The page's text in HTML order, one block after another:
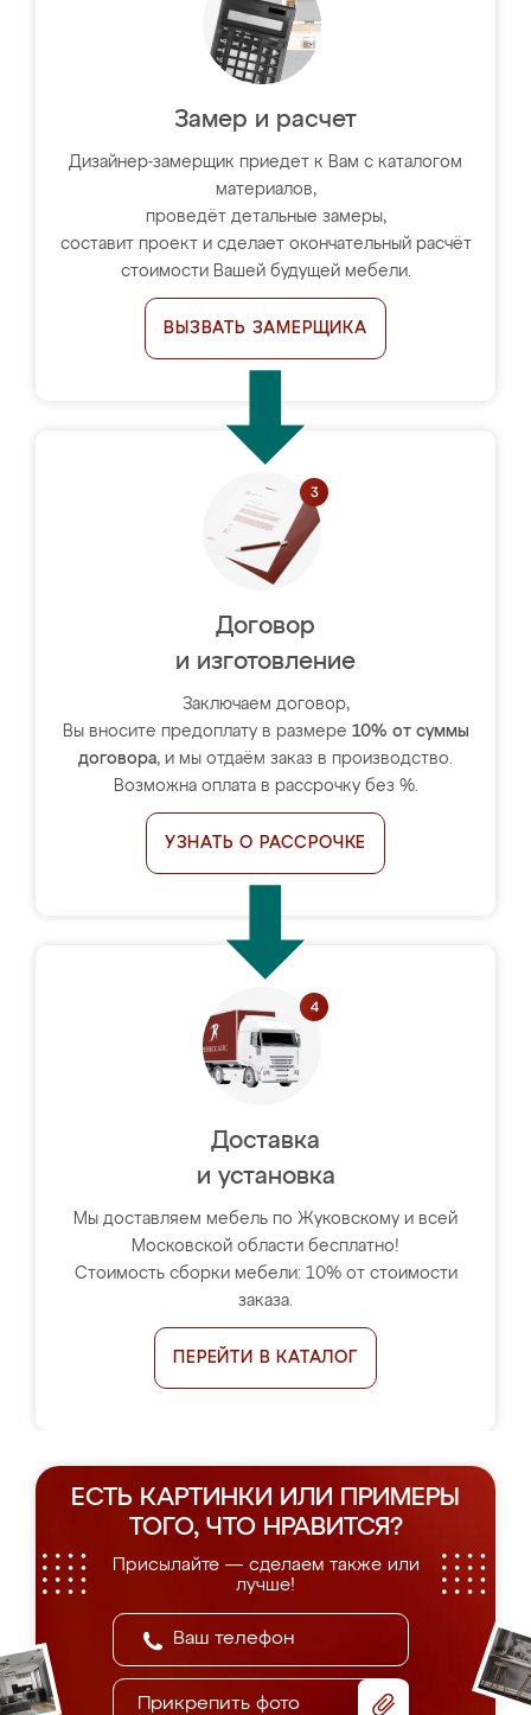
Замер и расчет
Дизайнер-замерщик приедет к Вам с каталогом
материалов,
проведёт детальные замеры,
составит проект и сделает окончательный расчёт
стоимости Вашей будущей мебели.
ВЫЗВАТЬ ЗАМЕРЩИКА
Договор
и изготовление
Заключаем договор,
Вы вносите предоплату в размере 10% от суммы
договора, и мы отдаём заказ в производство.
Возможна оплата в рассрочку без %.
УЗНАТЬ О РАССРОЧКЕ
Доставка
и установка
Мы доставляем мебель по Жуковскому и всей
Московской области бесплатно!
Стоимость сборки мебели: 10% от стоимости
заказа.
ПЕРЕЙТИ В КАТАЛОГ
ЕСТЬ КАРТИНКИ ИЛИ ПРИМЕРЫ
ТОГО, ЧТО НРАВИТСЯ?
Присылайте — сделаем также или
лучше!
Прикрепить фото